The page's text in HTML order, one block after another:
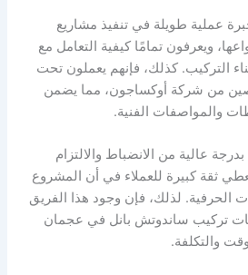
عملية طويلة في تنفيذ مشاريع
ويعرفون تمامًا كيفية التعامل مع
التركيب. كذلك، فإنهم يعملون تحت
من شركة أوكساجون، مما يضمن
والمواصفات الفنية.
عالية من الانضباط والالتزام
ثقة كبيرة للعملاء في أن المشروع
الحرفية. لذلك، فإن وجود هذا الفريق
تركيب ساندوتش بانل في عجمان
والتكلفة.